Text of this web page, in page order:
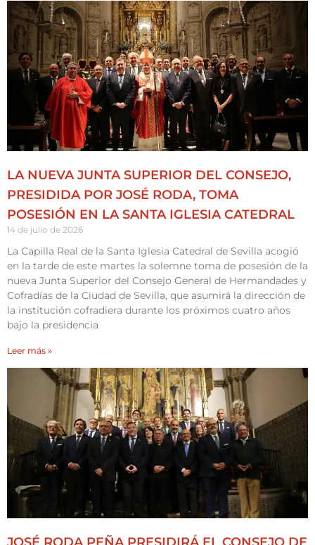
LA NUEVA JUNTA SUPERIOR DEL CONSEJO,
PRESIDIDA POR JOSÉ RODA, TOMA
POSESIÓN EN LA SANTA IGLESIA CATEDRAL
14 de julio de 2026
La Capilla Real de la Santa Iglesia Catedral de Sevilla acogió
en la tarde de este martes la solemne toma de posesión de la
nueva Junta Superior del Consejo General de Hermandades y
Cofradías de la Ciudad de Sevilla, que asumirá la dirección de
la institución cofradiera durante los próximos cuatro años
bajo la presidencia
Leer más »